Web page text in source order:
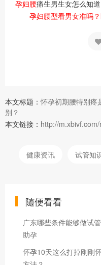
孕妇腰痛生男生女怎么知
孕妇腰型看男女准吗？
本文标题：怀孕初期腰特别疼
别？
本文链接： http://
健康资讯 试管知
随便看看
广东哪些条件能够做试
助孕
怀孕10天这么打掉刚刚